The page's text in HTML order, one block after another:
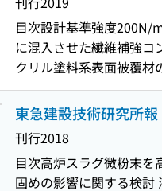
例 : 埋戻し材の注入・攪
の耐風圧性能 : 構成部材
ける構造物の振動特性評
されたMSIを搭載した防
による坑内通信ネットワ
告 コンクリート型枠面
慮した現場と室内で締固
を受ける盛土斜面の信頼
験 水循環型ビオトープ
目次設計基準強度200N/
に混入させた繊維補強
クリル塗料系表面被覆材
耐候性についての研究 :
ス付十字形接合部の検討
算定手法 CBパネル工法
し部を有する杭の水平
び埋戻し状態の考察 小
同定を用いた非観測階の
東急建設技術研究所報
刊行2018
目次高炉スラグ微粉末を
固めの影響に関する検討